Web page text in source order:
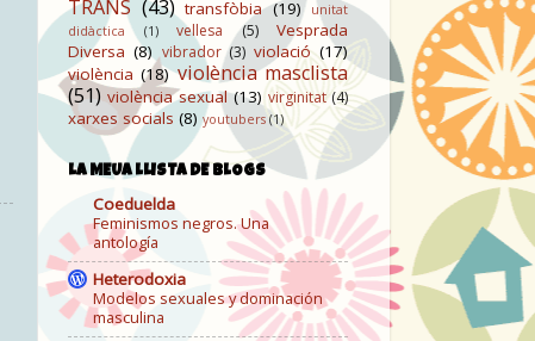
TRANS (43) transfòbia (19)
unitat
didàctica
(1) vellesa (5)
Vesprada
Diversa (8) vibrador (3) violació (17)
violència (18) violència masclista
(51) violència sexual (13) virginitat (4)
xarxes socials (8) youtubers (1)
LA MEUA LLISTA DE BLOGS
Coeduelda
Feminismos negros. Una
antología
Heterodoxia
Modelos sexuales y dominación
masculina